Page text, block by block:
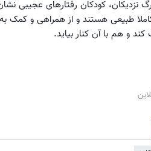
کودکان رفتارهای عجیبی
طبیعی هستند و از همراهی و کمک به
و هم با آن کنار بیاید.